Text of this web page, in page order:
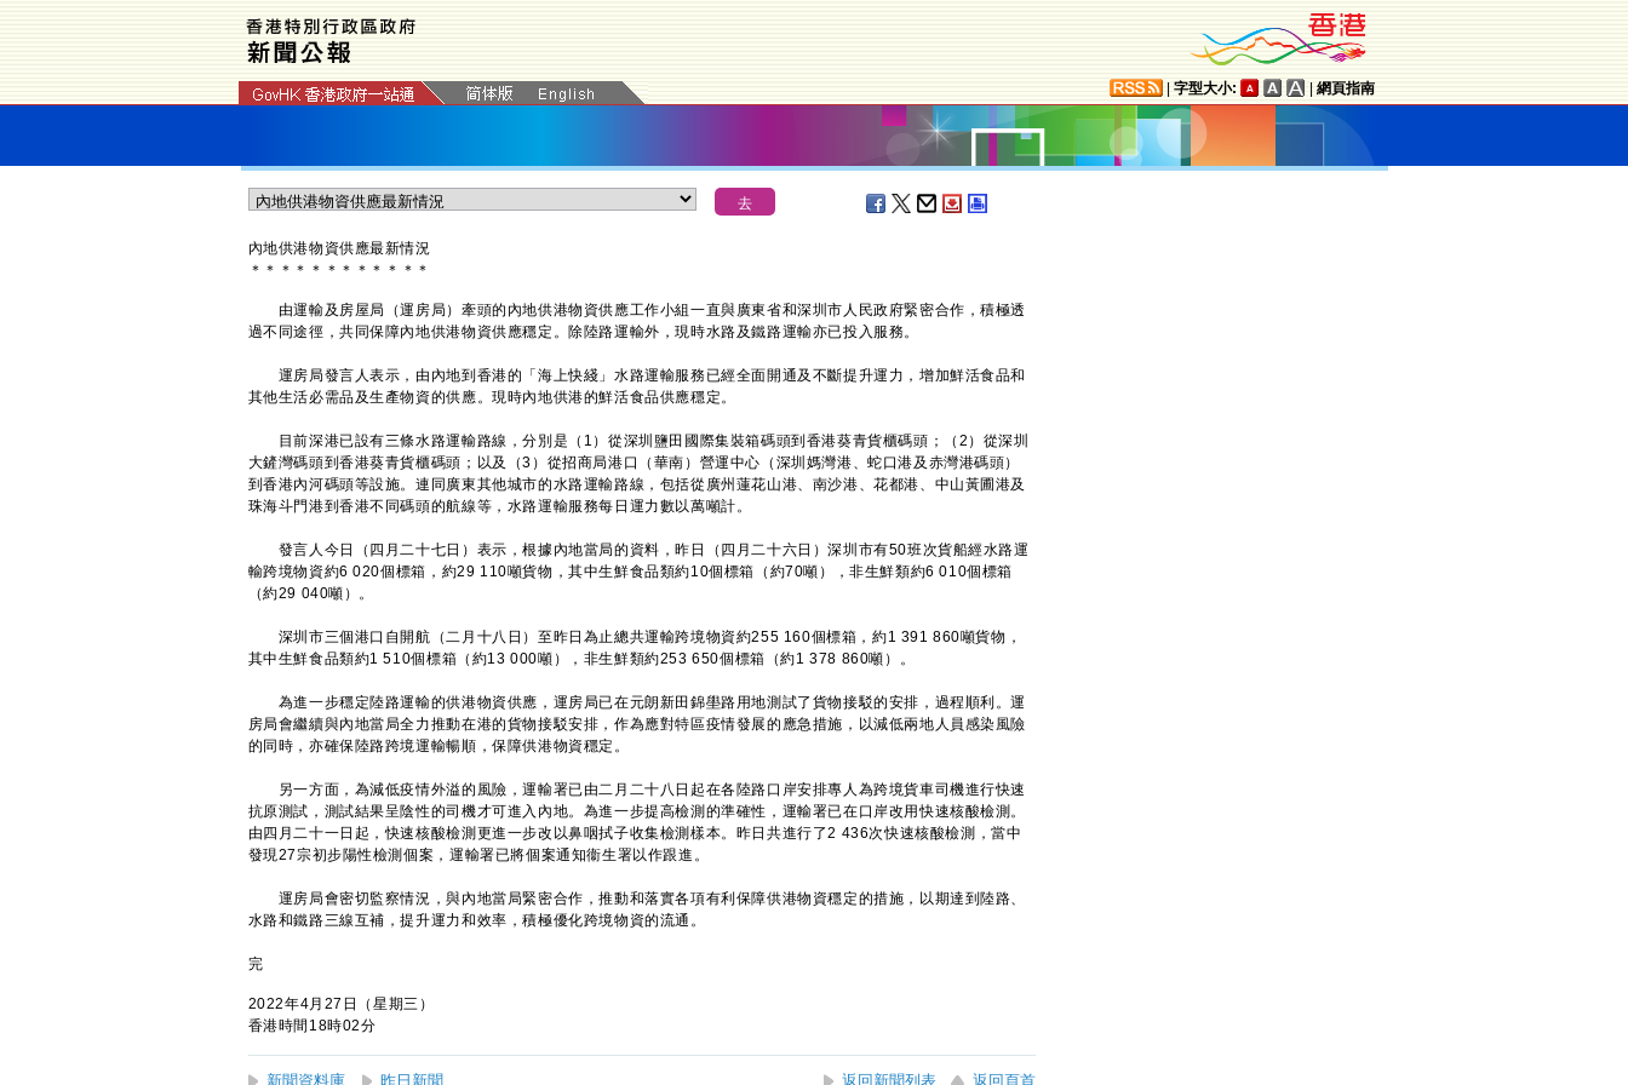
字型大小: 網頁指南
內地供港物資供應最新情況
＊ ＊ ＊ ＊ ＊ ＊ ＊ ＊ ＊ ＊ ＊ ＊
由運輸及房屋局（運房局）牽頭的內地供港物資供應工作小組一直與廣東省和深圳市人民政府緊密合作，積極透
過不同途徑，共同保障內地供港物資供應穩定。除陸路運輸外，現時水路及鐵路運輸亦已投入服務。
運房局發言人表示，由內地到香港的「海上快綫」水路運輸服務已經全面開通及不斷提升運力，增加鮮活食品和
其他生活必需品及生產物資的供應。現時內地供港的鮮活食品供應穩定。
目前深港已設有三條水路運輸路線，分別是（1）從深圳鹽田國際集裝箱碼頭到香港葵青貨櫃碼頭；（2）從深圳
大鏟灣碼頭到香港葵青貨櫃碼頭；以及（3）從招商局港口（華南）營運中心（深圳媽灣港、蛇口港及赤灣港碼頭）
到香港內河碼頭等設施。連同廣東其他城市的水路運輸路線，包括從廣州蓮花山港、南沙港、花都港、中山黃圃港及
珠海斗門港到香港不同碼頭的航線等，水路運輸服務每日運力數以萬噸計。
發言人今日（四月二十七日）表示，根據內地當局的資料，昨日（四月二十六日）深圳市有50班次貨船經水路運
輸跨境物資約6 020個標箱，約29 110噸貨物，其中生鮮食品類約10個標箱（約70噸），非生鮮類約6 010個標箱
（約29 040噸）。
深圳市三個港口自開航（二月十八日）至昨日為止總共運輸跨境物資約255 160個標箱，約1 391 860噸貨物，
其中生鮮食品類約1 510個標箱（約13 000噸），非生鮮類約253 650個標箱（約1 378 860噸）。
為進一步穩定陸路運輸的供港物資供應，運房局已在元朗新田錦壆路用地測試了貨物接駁的安排，過程順利。運
房局會繼續與內地當局全力推動在港的貨物接駁安排，作為應對特區疫情發展的應急措施，以減低兩地人員感染風險
的同時，亦確保陸路跨境運輸暢順，保障供港物資穩定。
另一方面，為減低疫情外溢的風險，運輸署已由二月二十八日起在各陸路口岸安排專人為跨境貨車司機進行快速
抗原測試，測試結果呈陰性的司機才可進入內地。為進一步提高檢測的準確性，運輸署已在口岸改用快速核酸檢測。
由四月二十一日起，快速核酸檢測更進一步改以鼻咽拭子收集檢測樣本。昨日共進行了2 436次快速核酸檢測，當中
發現27宗初步陽性檢測個案，運輸署已將個案通知衞生署以作跟進。
運房局會密切監察情況，與內地當局緊密合作，推動和落實各項有利保障供港物資穩定的措施，以期達到陸路、
水路和鐵路三線互補，提升運力和效率，積極優化跨境物資的流通。
完
2022年4月27日（星期三）
香港時間18時02分
新聞資料庫 昨日新聞 返回新聞列表 返回頁首